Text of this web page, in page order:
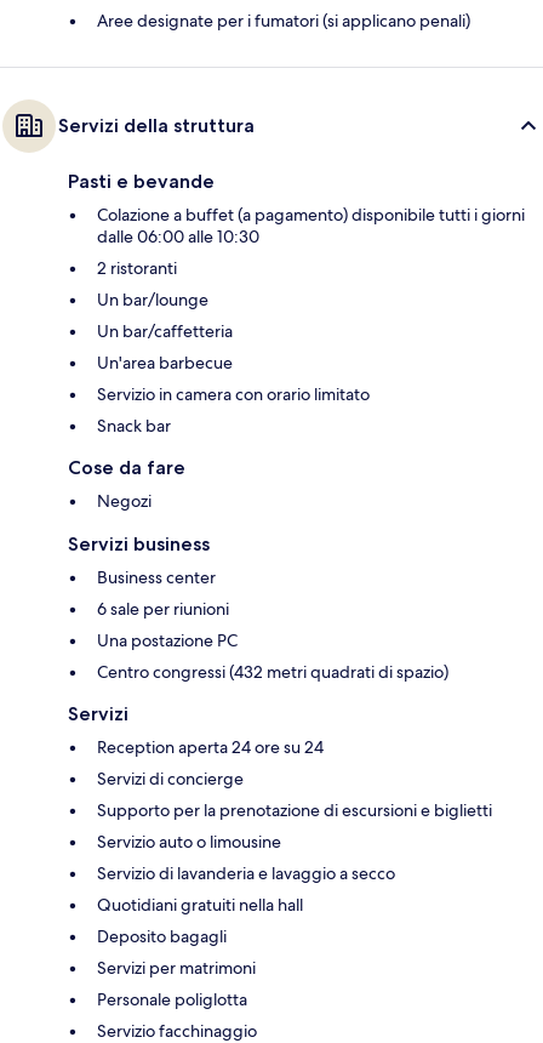
Aree designate per i fumatori (si applicano penali)
Servizi della struttura
Pasti e bevande
Colazione a buffet (a pagamento) disponibile tutti i giorni
dalle 06:00 alle 10:30
2 ristoranti
Un bar/lounge
Un bar/caffetteria
Un'area barbecue
Servizio in camera con orario limitato
Snack bar
Cose da fare
Negozi
Servizi business
Business center
6 sale per riunioni
Una postazione PC
Centro congressi (432 metri quadrati di spazio)
Servizi
Reception aperta 24 ore su 24
Servizi di concierge
Supporto per la prenotazione di escursioni e biglietti
Servizio auto o limousine
Servizio di lavanderia e lavaggio a secco
Quotidiani gratuiti nella hall
Deposito bagagli
Servizi per matrimoni
Personale poliglotta
Servizio facchinaggio